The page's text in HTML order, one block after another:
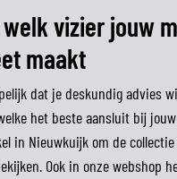
welk vizier jouw
maakt
dat je deskundig advies
het beste aansluit bij
in Nieuwkuijk om de
Ook in onze webshop